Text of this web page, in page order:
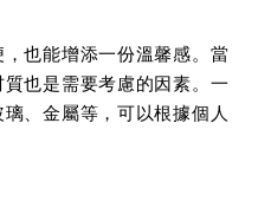
也能增添一份溫馨感。當
也是需要考慮的因素。一
、金屬等，可以根據個人